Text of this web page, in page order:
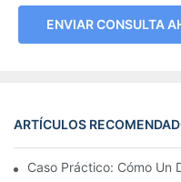
ENVIAR CONSULTA
ARTÍCULOS
Caso Práctico: Cómo Un